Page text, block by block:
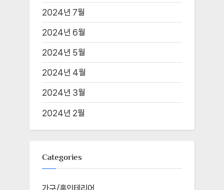
2024년 7월
2024년 6월
2024년 5월
2024년 4월
2024년 3월
2024년 2월
Categories
가구/홈인테리어